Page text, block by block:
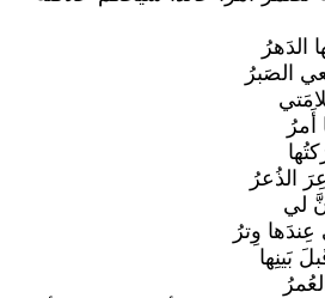
الدَهرُ
الصَبرُ
الذُعرُ
لي
وِترُ
بَينِها